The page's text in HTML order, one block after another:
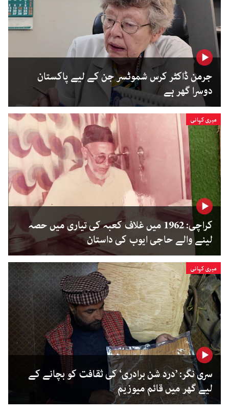
جرمن ڈاکٹر کرس شموٹسر جن کے لیے پاکستان
دوسرا گھر ہے
میری کہانی
کراچی: 1962 میں غلاف کعبہ کی تیاری میں حصہ
لینے والے حاجی ایوب کی داستان
میری کہانی
سری نگر: ’درد شن برادری‘ کی ثقافت کو بچانے کے
لیے گھر میں قائم میوزیم